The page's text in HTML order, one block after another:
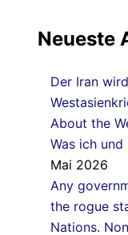
Neueste
Der Iran
About the
Was ich
Mai 2026
Any
the rogue
Nations.